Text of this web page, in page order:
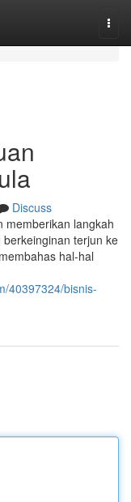
Discuss
memberikan langkah
terjun ke
hal-hal
40397324/bisnis-